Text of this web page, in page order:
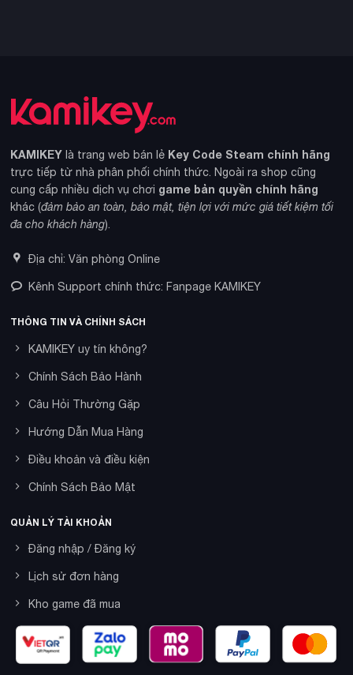
KAMIKEY là trang web bán lẻ Key Code Steam chính hãng
trực tiếp từ nhà phân phối chính thức. Ngoài ra shop cũng
cung cấp nhiều dịch vụ chơi game bản quyền chính hãng
khác (đảm bảo an toàn, bảo mật, tiện lợi với mức giá tiết kiệm tối
đa cho khách hàng).
Địa chỉ: Văn phòng Online
Kênh Support chính thức: Fanpage KAMIKEY
THÔNG TIN VÀ CHÍNH SÁCH
KAMIKEY uy tín không?
Chính Sách Bảo Hành
Câu Hỏi Thường Gặp
Hướng Dẫn Mua Hàng
Điều khoản và điều kiện
Chính Sách Bảo Mật
QUẢN LÝ TÀI KHOẢN
Đăng nhập / Đăng ký
Lịch sử đơn hàng
Kho game đã mua